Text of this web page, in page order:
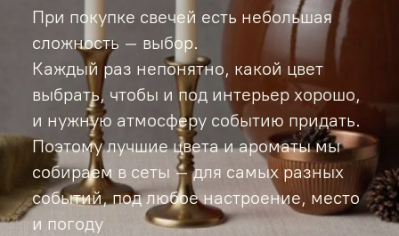
При покупке свечей есть небольшая
сложность – выбор.
Каждый раз непонятно, какой цвет
выбрать, чтобы и под интерьер хорошо,
и нужную атмосферу событию придать.
Поэтому лучшие цвета и ароматы мы
собираем в сеты – для самых разных
событий, под любое настроение, место
и погоду